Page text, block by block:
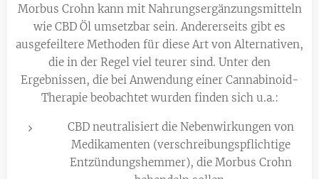
Morbus Crohn kann mit Nahrungsergänzungsmitteln
wie CBD Öl umsetzbar sein. Andererseits gibt es
ausgefeiltere Methoden für diese Art von Alternativen,
die in der Regel viel teurer sind. Unter den
Ergebnissen, die bei Anwendung einer Cannabinoid-
Therapie beobachtet wurden finden sich u.a.:
CBD neutralisiert die Nebenwirkungen von
Medikamenten (verschreibungspflichtige
Entzündungshemmer), die Morbus Crohn